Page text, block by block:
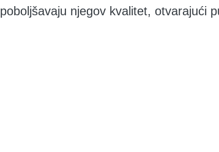
poboljšavaju njegov kvalitet, otvarajući